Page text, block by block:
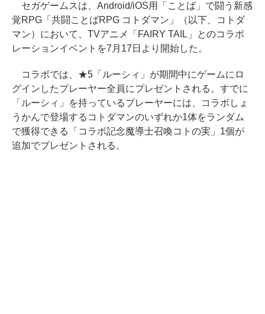
セガゲームスは、Android/iOS用「ことば」で闘う新感
覚RPG「共闘ことばRPG コトダマン」（以下、コトダ
マン）において、TVアニメ「FAIRY TAIL」とのコラボ
レーションイベントを7月17日より開始した。
コラボでは、★5「ルーシィ」が期間中にゲームにロ
グインしたプレーヤー全員にプレゼントされる。すでに
「ルーシィ」を持っているプレーヤーには、コラボしょ
うかんで登場するコトダマンのいずれか1体をランダム
で獲得できる「コラボ記念魔導士召喚コトの実」1個が
追加でプレゼントされる。